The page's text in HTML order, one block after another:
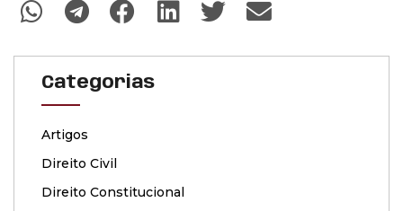
Categorias
Artigos
Direito Civil
Direito Constitucional